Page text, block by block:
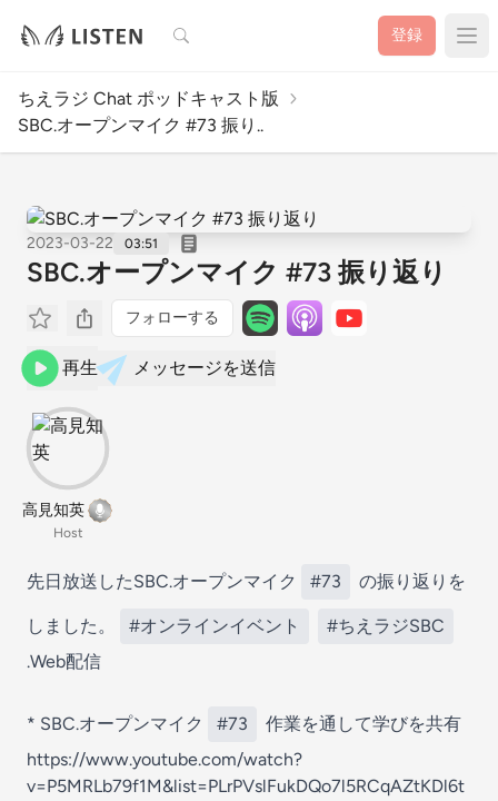
検索 登録
ちえラジ Chat ポッドキャスト版
SBC.オープンマイク #73 振り..
2023-03-22 03:51
SBC.オープンマイク #73 振り返り
フォローする
再生 メッセージを送信
高見知英
Host
先日放送したSBC.オープンマイク #73 の振り返りを
しました。 #オンラインイベント
#ちえラジSBC
.Web配信
* SBC.オープンマイク #73
作業を通して学びを共有
https://www.youtube.com/watch?
v=P5MRLb79f1M&list=PLrPVslFukDQo7l5RCqAZtKDl6t